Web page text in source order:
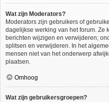
Wat zijn Moderators?
Moderators zijn gebruikers of
dagelijkse werking van het forum. Ze
berichten wijzigen en verwijderen;
splitsen en verwijderen. In het
mensen niet van het onderwerp
plaatsen.
Omhoog
Wat zijn gebruikersgroepen?